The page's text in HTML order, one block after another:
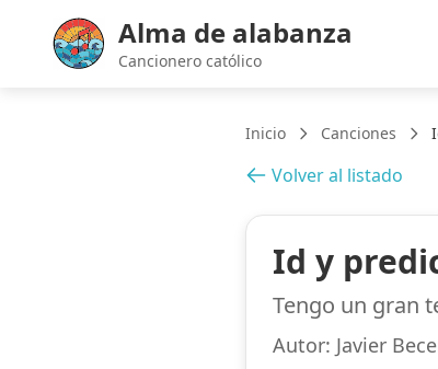
Alma de alabanza
Cancionero católico
Inicio Canciones
Volver al listado
Id y
Tengo un gran
Autor: Javier